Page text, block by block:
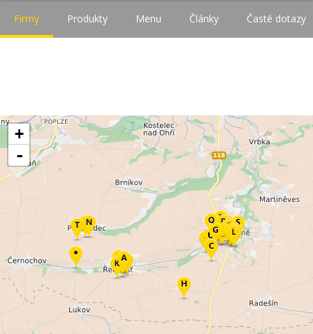
Firmy Produkty Menu Články Časté dotazy
+
-